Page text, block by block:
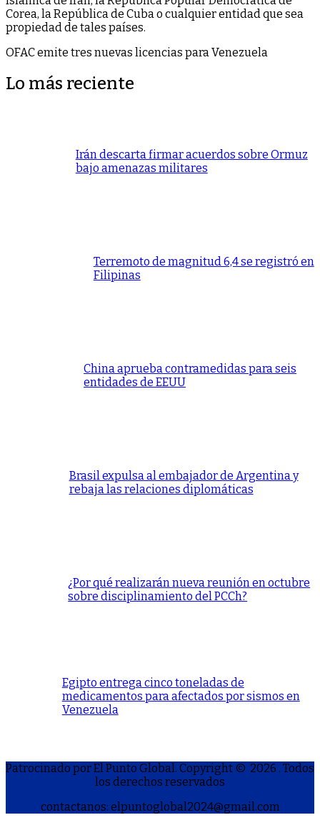
Corea, la República de Cuba o cualquier entidad que sea
propiedad de tales países.
OFAC emite tres nuevas licencias para Venezuela
Lo más reciente
Irán descarta firmar acuerdos sobre Ormuz
bajo amenazas militares
Terremoto de magnitud 6,4 se registró en
Filipinas
China aprueba contramedidas para seis
entidades de EEUU
Brasil expulsa al embajador de Argentina y
rebaja las relaciones diplomáticas
¿Por qué realizarán nueva reunión en octubre
sobre disciplinamiento del PCCh?
Egipto entrega cinco toneladas de
medicamentos para afectados por sismos en
Venezuela
Patrocinado por El Punto Global. Copyright © 2026 . Todos
los derechos reservados
contactanos: elpuntoglobal2024@gmail.com